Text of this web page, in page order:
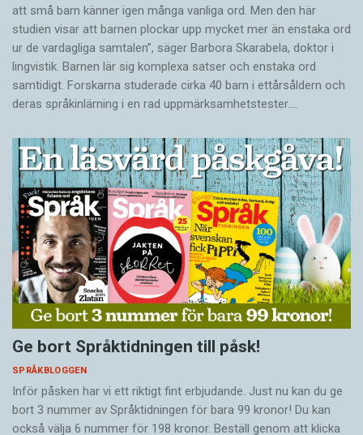
att små barn känner igen många vanliga ord. Men den här
studien visar att barnen plockar upp mycket mer än enstaka ord
ur de vardagliga samtalen”, säger Barbora Skarabela, doktor i
lingvistik. Barnen lär sig komplexa satser och enstaka ord
samtidigt. Forskarna studerade cirka 40 barn i ettårsåldern och
deras språkinlärning i en rad uppmärksamhetstester.…
Ge bort Språktidningen till påsk!
SPRÅKBLOGGEN
Inför påsken har vi ett riktigt fint erbjudande. Just nu kan du ge
bort 3 nummer av Språktidningen för bara 99 kronor! Du kan
också välja 6 nummer för 198 kronor. Beställ genom att klicka